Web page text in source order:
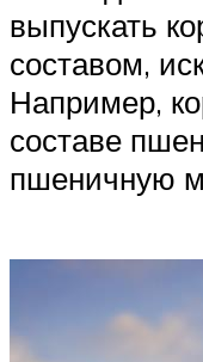
выпускать
составом,
Например,
составе
пшеничную